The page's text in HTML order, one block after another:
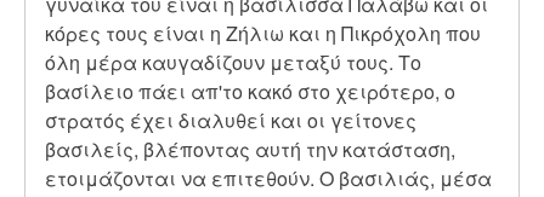
κόρες τους είναι η Ζήλιω και η Πικρόχολη που
όλη μέρα καυγαδίζουν μεταξύ τους. Το
βασίλειο πάει απ'το κακό στο χειρότερο, ο
στρατός έχει διαλυθεί και οι γείτονες
βασιλείς, βλέποντας αυτή την κατάσταση,
ετοιμάζονται να επιτεθούν. Ο βασιλιάς, μέσα